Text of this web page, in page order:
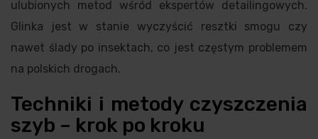
ulubionych metod wśród ekspertów detailingowych.
Glinka jest w stanie wyczyścić resztki smogu czy
nawet ślady po insektach, co jest częstym problemem
na polskich drogach.
Techniki i metody czyszczenia
szyb – krok po kroku